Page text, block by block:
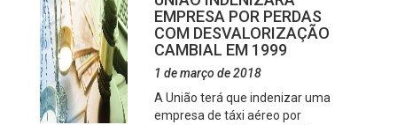
EMPRESA POR PERDAS
COM DESVALORIZAÇÃO
CAMBIAL EM 1999
1 de março de 2018
A União terá que indenizar uma
empresa de táxi aéreo por